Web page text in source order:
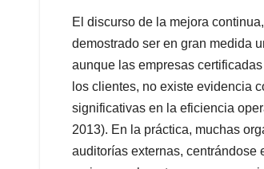
El discurso de la mejora
demostrado ser en gran medida
aunque las empresas
los clientes, no existe evidencia
significativas en la eficiencia
2013). En la práctica, muchas
auditorías externas, centrándose